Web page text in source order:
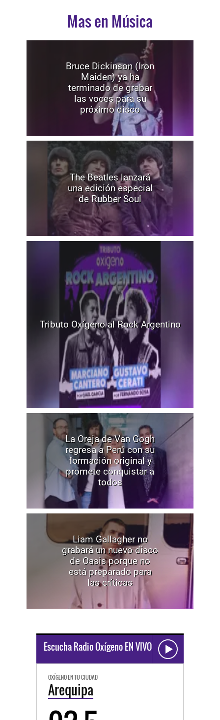
Mas en Música
Bruce Dickinson (Iron
Maiden) ya ha
terminado de grabar
las voces para su
próximo disco
The Beatles lanzará
una edición especial
de Rubber Soul
Tributo Oxígeno al Rock Argentino
La Oreja de Van Gogh
regresa a Perú con su
formación original y
promete conquistar a
todos
Liam Gallagher no
grabará un nuevo disco
de Oasis porque no
está preparado para
las críticas
Escucha Radio Oxígeno EN VIVO
OXÍGENO EN TU CIUDAD
Arequipa